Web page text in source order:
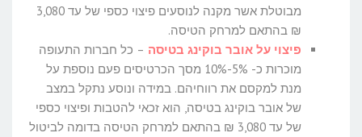
מבוטלת אשר מקנה לנוסעים פיצוי כספי של עד 3,080
₪ בהתאם למרחק הטיסה.
פיצוי על אובר בוקינג בטיסה – כל חברות התעופה
מוכרות כ- 5%-10% מסך הכרטיסים פעם נוספת על
מנת למקסם את רווחיהם. במידה ונוסע נתקל במצב
של אובר בוקינג בטיסה, הוא זכאי להטבות ופיצוי כספי
של עד 3,080 ₪ בהתאם למרחק הטיסה בדומה לביטול